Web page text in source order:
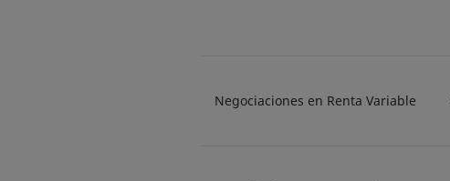
Negociaciones en Renta Variable